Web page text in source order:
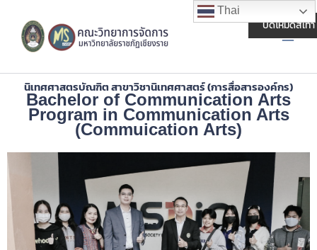
content
Main
นิเทศศาสตรบัณฑิต สาขาวิชานิเทศศาสตร์ (การสื่อสารองค์กร)
Bachelor of Communication Arts
Program in Communication Arts
(Commuication Arts)
Thai
ปิดโหมดสีเทา